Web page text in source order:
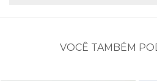
VOCÊ TAMBÉM